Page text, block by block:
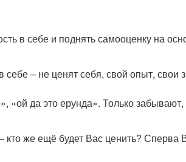
в себе и поднять самооценку на
– не ценят себя, свой опыт, свои
«ой да это ерунда». Только забывают,
же ещё будет Вас ценить? Сперва